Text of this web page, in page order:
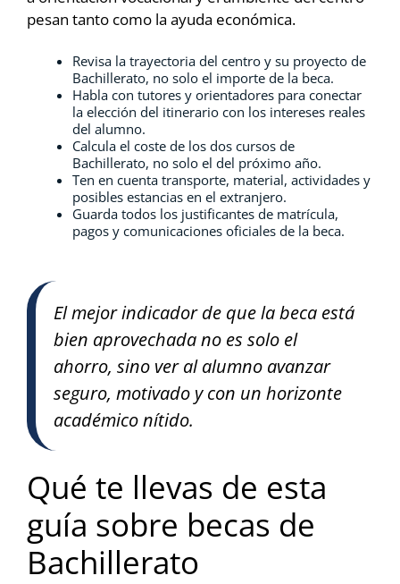
pesan tanto como la ayuda económica.
Revisa la trayectoria del centro y su proyecto de
Bachillerato, no solo el importe de la beca.
Habla con tutores y orientadores para conectar
la elección del itinerario con los intereses reales
del alumno.
Calcula el coste de los dos cursos de
Bachillerato, no solo el del próximo año.
Ten en cuenta transporte, material, actividades y
posibles estancias en el extranjero.
Guarda todos los justificantes de matrícula,
pagos y comunicaciones oficiales de la beca.
El mejor indicador de que la beca está
bien aprovechada no es solo el
ahorro, sino ver al alumno avanzar
seguro, motivado y con un horizonte
académico nítido.
Qué te llevas de esta
guía sobre becas de
Bachillerato